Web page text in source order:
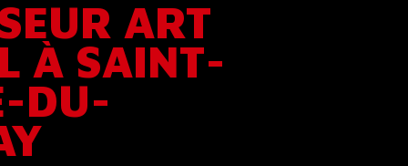
ART
À SAINT-
DU-